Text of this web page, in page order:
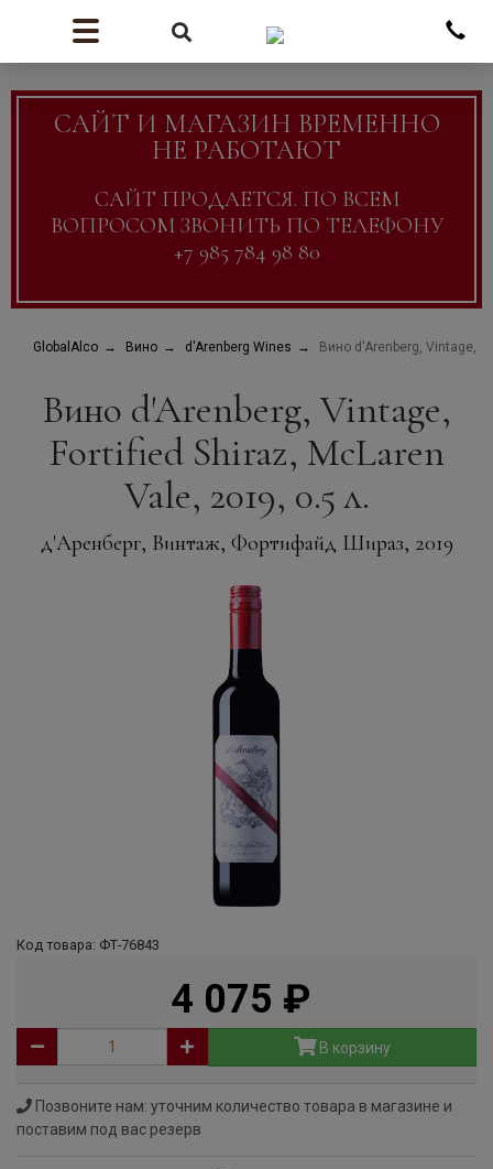
САЙТ И МАГАЗИН ВРЕМЕННО
НЕ РАБОТАЮТ
САЙТ ПРОДАЕТСЯ. ПО ВСЕМ
ВОПРОСОМ ЗВОНИТЬ ПО ТЕЛЕФОНУ
+7 985 784 98 80
GlobalAlco Вино d'Arenberg Wines Вино d'Arenberg, Vintage,
Вино d'Arenberg, Vintage,
Fortified Shiraz, McLaren
Vale, 2019, 0.5 л.
д'Аренберг, Винтаж, Фортифайд Шираз, 2019
Код товара: ФТ-76843
4 075
В корзину
Позвоните нам: уточним количество товара в магазине и
поставим под вас резерв